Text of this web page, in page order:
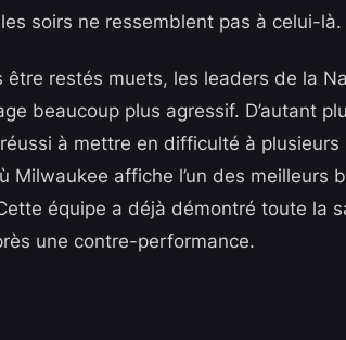
soirs ne ressemblent pas à celui-là.
être restés muets, les leaders de la
beaucoup plus agressif. D’autant
à mettre en difficulté à
Milwaukee affiche l’un des meilleurs
équipe a déjà démontré toute la
une contre-performance.